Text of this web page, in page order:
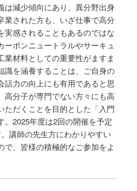
は減少傾向にあり、異分野出身
業された方も、いざ仕事で高分
実感されることもあるのではな
ボンニュートラルやサーキュ
材料としての重要性がますま
識を涵養することは、ご自身の
話力の向上にも有用であると思
高分子が専門でない方々にも高
ただくことを目的とした「入門
2025年度は2回の開催を予定
講師の先生方にわかりやすい
、皆様の積極的なご参加をよ